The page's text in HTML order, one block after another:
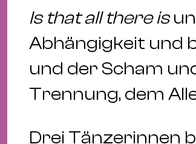
Is that all there is
Abhängigkeit und
und der Scham
Trennung, dem
Drei Tänzerinnen